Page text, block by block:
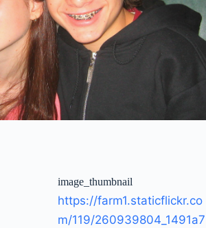
image_thumbnail
https://farm1.staticflickr.co
m/119/260939804_1491a7